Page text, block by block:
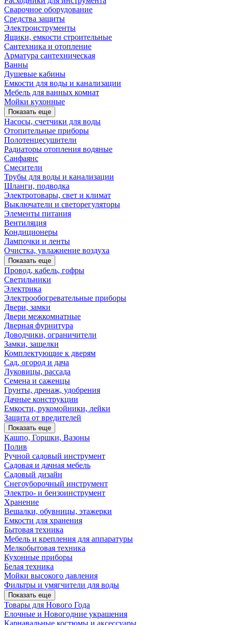
Сварочное оборудование
Средства защиты
Электроиструменты
Ящики, емкости строительные
Сантехника и отопление
Арматура сантехническая
Ванны
Душевые кабины
Емкости для воды и канализации
Мебель для ванных комнат
Мойки кухонные
Показать еще
Насосы, счетчики для воды
Отопительные приборы
Полотенцесушители
Радиаторы отопления водяные
Санфаянс
Смесители
Трубы для воды и канализации
Шланги, подводка
Электротовары, свет и климат
Выключатели и светорегуляторы
Элементы питания
Вентиляция
Кондиционеры
Лампочки и ленты
Очистка, увлажнение воздуха
Показать еще
Провод, кабель, гофры
Светильники
Электрика
Электрообогревательные приборы
Двери, замки
Двери межкомнатные
Дверная фурнитура
Доводчики, ограничители
Замки, защелки
Комплектующие к дверям
Сад, огород и дача
Луковицы, рассада
Семена и саженцы
Грунты, дренаж, удобрения
Дачные конструкции
Емкости, рукомойники, лейки
Защита от вредителей
Показать еще
Кашпо, Горшки, Вазоны
Полив
Ручной садовый инструмент
Садовая и дачная мебель
Садовый дизайн
Снегоуборочный инструмент
Электро- и бензоинструмент
Хранение
Вешалки, обувницы, этажерки
Емкости для хранения
Бытовая техника
Мебель и крепления для аппаратуры
Мелкобытовая техника
Кухонные приборы
Белая техника
Мойки высокого давления
Фильтры и умягчители для воды
Показать еще
Товары для Нового Года
Елочные и Новогодние украшения
Карнавальные костюмы и аксессуары